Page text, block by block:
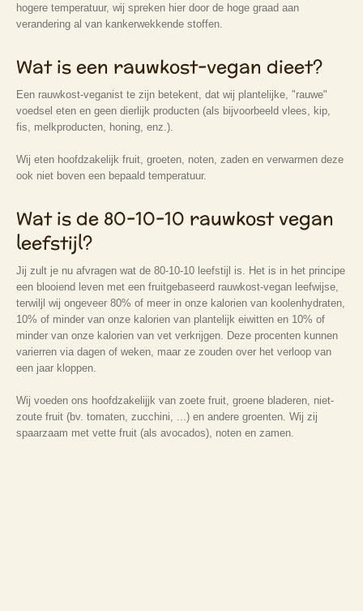
hogere temperatuur, wij spreken hier door de hoge graad aan
verandering al van kankerwekkende stoffen.
Wat is een rauwkost-vegan dieet?
Een rauwkost-veganist te zijn betekent, dat wij plantelijke, "rauwe"
voedsel eten en geen dierlijk producten (als bijvoorbeeld vlees, kip,
fis, melkproducten, honing, enz.).
Wij eten hoofdzakelijk fruit, groeten, noten, zaden en verwarmen deze
ook niet boven een bepaald temperatuur.
Wat is de 80-10-10 rauwkost vegan
leefstijl?
Jij zult je nu afvragen wat de 80-10-10 leefstijl is. Het is in het principe
een blooiend leven met een fruitgebaseerd rauwkost-vegan leefwijse,
terwiljl wij ongeveer 80% of meer in onze kalorien van koolenhydraten,
10% of minder van onze kalorien van plantelijk eiwitten en 10% of
minder van onze kalorien van vet verkrijgen. Deze procenten kunnen
varierren via dagen of weken, maar ze zouden over het verloop van
een jaar kloppen.
Wij voeden ons hoofdzakelijjk van zoete fruit, groene bladeren, niet-
zoute fruit (bv. tomaten, zucchini, ...) en andere groenten. Wij zij
spaarzaam met vette fruit (als avocados), noten en zamen.